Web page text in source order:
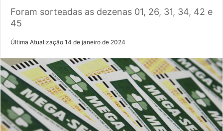
Foram sorteadas as dezenas 01, 26, 31, 34, 42 e
45
Última Atualização 14 de janeiro de 2024